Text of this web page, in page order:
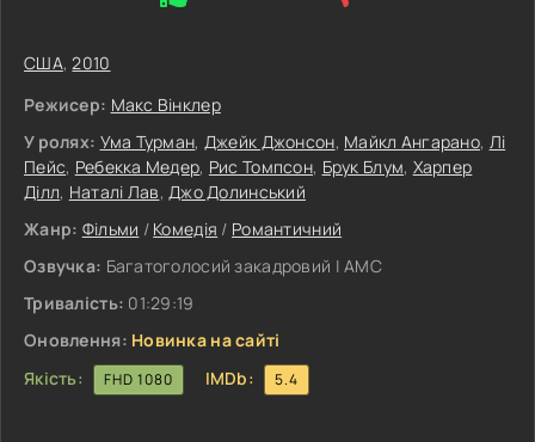
США,2010
Режисер: Макс Вінклер
У ролях: Ума Турман, Джейк Джонсон, Майкл Ангарано, Лі
Пейс, Ребекка Медер, Рис Томпсон, Брук Блум, Харпер
Ділл, Наталі Лав,Джо Долинський
Жанр: Фільми / Комедія / Романтичний
Озвучка: Багатоголосий закадровий | АМС
Тривалість: 01:29:19
Оновлення: Новинка на сайті
Якість:
FHD 1080 IMDb: 5.4